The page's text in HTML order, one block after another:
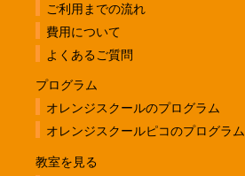
ご利用までの流れ
費用について
よくあるご質問
プログラム
オレンジスクールのプログラム
オレンジスクールピコのプログラム
教室を見る